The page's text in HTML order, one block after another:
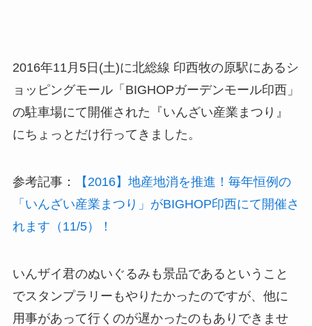
2016年11月5日(土)に北総線 印西牧の原駅にあるシ
ョッピングモール「BIGHOPガーデンモール印西」
の駐車場にて開催された『いんざい産業まつり』
にちょっとだけ行ってきました。
参考記事：
【2016】地産地消を推進！毎年恒例の
「いんざい産業まつり」がBIGHOP印西にて開催さ
れます（11/5）！
いんザイ君のぬいぐるみも景品であるということ
でスタンプラリーもやりたかったのですが、他に
用事があって行くのが遅かったのもありできませ